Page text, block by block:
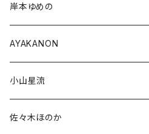
受注商品
通常商品
受注商品
岸本ゆめの
通常商品
受注商品
AYAKANON
小山星流
受注販売
佐々木ほのか